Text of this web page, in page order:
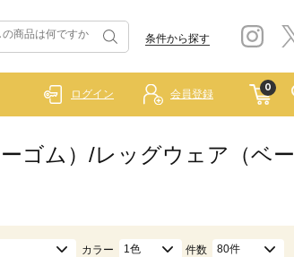
条件から探す
0
ログイン 会員登録
ゴム）/レッグウェア（ベー
カラー 1色 件数 80件